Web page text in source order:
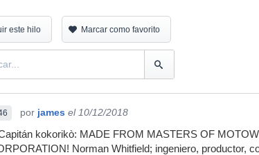
este hilo Marcar como favorito
por james el 10/12/2018
kokorikò: MADE FROM MASTERS OF
Norman Whitfield; ingeniero, productor,